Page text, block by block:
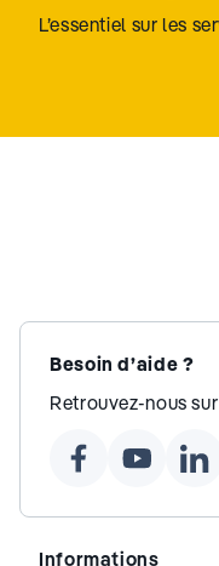
L’essentiel sur les
Besoin d’aide ?
Retrouvez-nous
Informations